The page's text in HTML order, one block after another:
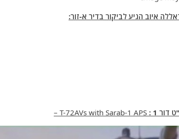
איוב הגיע לביקור בדיר א-זור:
T-72AVs with Sarab-1 APS –